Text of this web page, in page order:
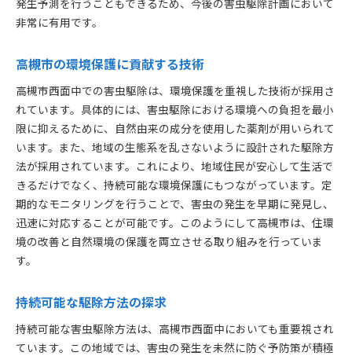
非常に有用です。
高槻市の環境保護に貢献する技術
高槻市西面中での害虫駆除は、環境保護を重視した技術が採用さ
れています。具体的には、害虫駆除における環境への負担を最小
限に抑えるために、自然由来の成分を使用した薬剤が用いられて
います。また、地域の生態系を乱さないように設計された駆除方
法が採用されています。これにより、地域住民が安心して生活で
きるだけでなく、持続可能な環境保護にもつながっています。定
期的なモニタリングを行うことで、害虫の発生を早期に発見し、
迅速に対応することが可能です。このようにして高槻市は、住環
境の改善と自然環境の保護を両立させる取り組みを行っていま
す。
持続可能な駆除方法の探求
持続可能な害虫駆除方法は、高槻市西面中においても重要視され
ています。この地域では、害虫の発生を未然に防ぐ予防策が積極